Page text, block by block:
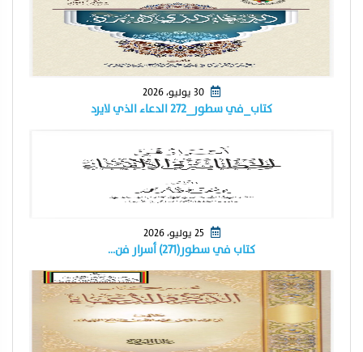
كتاب_في سطور_٢٧٢ الدعاء الذي لايرد
كتاب في سطور(٢٧١) أسرار فن…